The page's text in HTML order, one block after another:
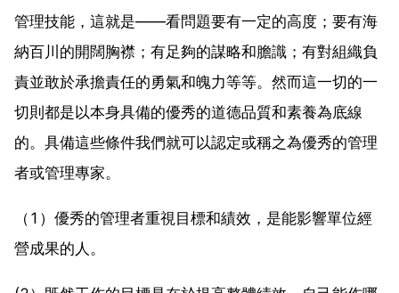
管理技能，這就是——看問題要有一定的高度；要有海
納百川的開闊胸襟；有足夠的謀略和膽識；有對組織負
責並敢於承擔責任的勇氣和魄力等等。然而這一切的一
切則都是以本身具備的優秀的道德品質和素養為底線
的。具備這些條件我們就可以認定或稱之為優秀的管理
者或管理專家。
（1）優秀的管理者重視目標和績效，是能影響單位經
營成果的人。